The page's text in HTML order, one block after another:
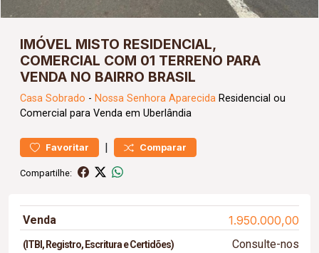
IMÓVEL MISTO RESIDENCIAL,
COMERCIAL COM 01 TERRENO PARA
VENDA NO BAIRRO BRASIL
Casa Sobrado - Nossa Senhora Aparecida Residencial ou
Comercial para Venda em Uberlândia
Favoritar | Comparar
Compartilhe:
Venda 1.950.000,00
(ITBI, Registro, Escritura e Certidões) Consulte-nos